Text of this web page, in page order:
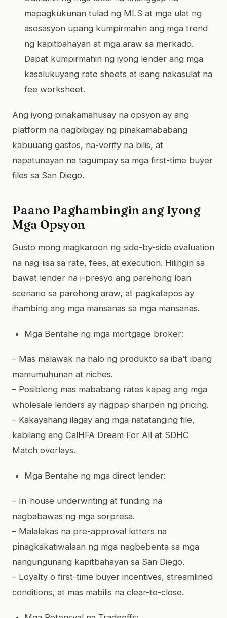
mapagkukunan tulad ng MLS at mga ulat ng
asosasyon upang kumpirmahin ang mga trend
ng kapitbahayan at mga araw sa merkado.
Dapat kumpirmahin ng iyong lender ang mga
kasalukuyang rate sheets at isang nakasulat na
fee worksheet.
Ang iyong pinakamahusay na opsyon ay ang
platform na nagbibigay ng pinakamababang
kabuuang gastos, na-verify na bilis, at
napatunayan na tagumpay sa mga first-time buyer
files sa San Diego.
Paano Paghambingin ang Iyong
Mga Opsyon
Gusto mong magkaroon ng side-by-side evaluation
na nag-iisa sa rate, fees, at execution. Hilingin sa
bawat lender na i-presyo ang parehong loan
scenario sa parehong araw, at pagkatapos ay
ihambing ang mga mansanas sa mga mansanas.
Mga Bentahe ng mga mortgage broker:
– Mas malawak na halo ng produkto sa iba’t ibang
mamumuhunan at niches.
– Posibleng mas mababang rates kapag ang mga
wholesale lenders ay nagpap sharpen ng pricing.
– Kakayahang ilagay ang mga natatanging file,
kabilang ang CalHFA Dream For All at SDHC
Match overlays.
Mga Bentahe ng mga direct lender:
– In-house underwriting at funding na
nagbabawas ng mga sorpresa.
– Malalakas na pre-approval letters na
pinagkakatiwalaan ng mga nagbebenta sa mga
nangungunang kapitbahayan sa San Diego.
– Loyalty o first-time buyer incentives, streamlined
conditions, at mas mabilis na clear-to-close.